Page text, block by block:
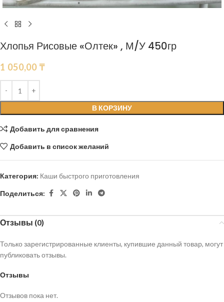
Хлопья Рисовые «Олтек» , М/У 450гр
1 050,00 ₸
В КОРЗИНУ
Добавить для сравнения
Добавить в список желаний
Категория: Каши быстрого приготовления
Поделиться:
Отзывы (0)
Отзывы
Отзывов пока нет.
Только зарегистрированные клиенты, купившие данный товар, могут
публиковать отзывы.